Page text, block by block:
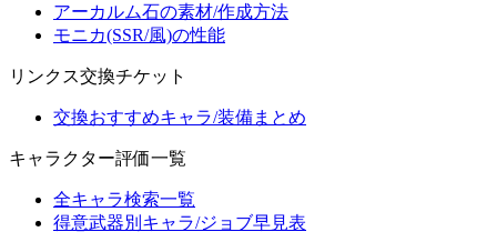
アーカルム石の素材/作成方法
モニカ(SSR/風)の性能
リンクス交換チケット
交換おすすめキャラ/装備まとめ
キャラクター評価一覧
全キャラ検索一覧
得意武器別キャラ/ジョブ早見表